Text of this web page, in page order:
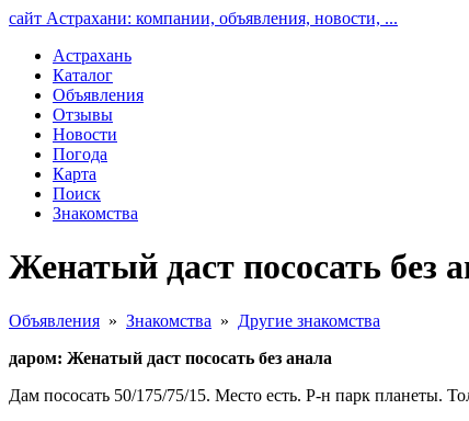
сайт Астрахани: компании, объявления, новости, ...
Астрахань
Каталог
Объявления
Отзывы
Новости
Погода
Карта
Поиск
Знакомства
Женатый даст пососать без
Объявления » Знакомства » Другие знакомства
даром: Женатый даст пососать без анала
Дам пососать 50/175/75/15. Место есть. Р-н парк планеты.